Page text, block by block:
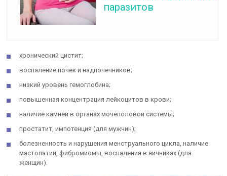
паразитов
хронический цистит;
воспаление почек и надпочечников;
низкий уровень гемоглобина;
повышенная концентрация лейкоцитов в крови;
наличие камней в органах мочеполовой системы;
простатит, импотенция (для мужчин);
болезненность и нарушения менструального цикла, наличие
мастопатии, фибромиомы, воспаления в яичниках (для
женщин).